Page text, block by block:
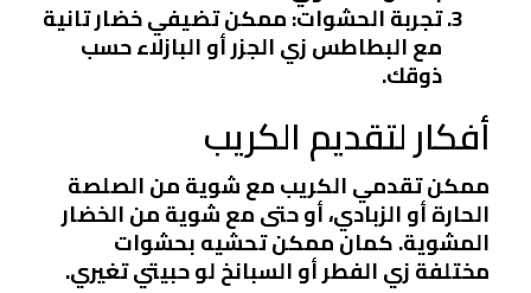
تجربة الحشوات: ممكن تضيفي خضار تانية
مع البطاطس زي الجزر أو البازلاء حسب
ذوقك.
أفكار لتقديم الكريب
ممكن تقدمي الكريب مع شوية من الصلصة
الحارة أو الزبادي، أو حتى مع شوية من الخضار
المشوية. كمان ممكن تحشيه بحشوات
مختلفة زي الفطر أو السبانخ لو حبيتي تغيري.